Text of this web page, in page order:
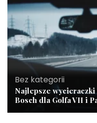
Bez kategorii
Najlepsze
Bosch dla Golfa VII i